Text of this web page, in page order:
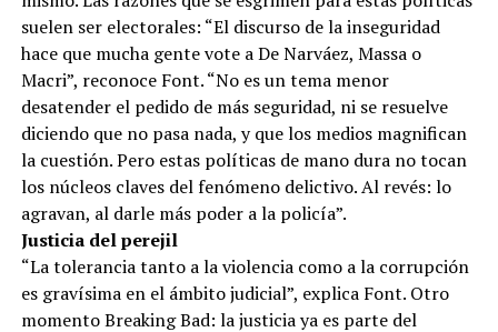
suelen ser electorales: “El discurso de la inseguridad
hace que mucha gente vote a De Narváez, Massa o
Macri”, reconoce Font. “No es un tema menor
desatender el pedido de más seguridad, ni se resuelve
diciendo que no pasa nada, y que los medios magnifican
la cuestión. Pero estas políticas de mano dura no tocan
los núcleos claves del fenómeno delictivo. Al revés: lo
agravan, al darle más poder a la policía”.
Justicia del perejil
“La tolerancia tanto a la violencia como a la corrupción
es gravísima en el ámbito judicial”, explica Font. Otro
momento Breaking Bad: la justicia ya es parte del